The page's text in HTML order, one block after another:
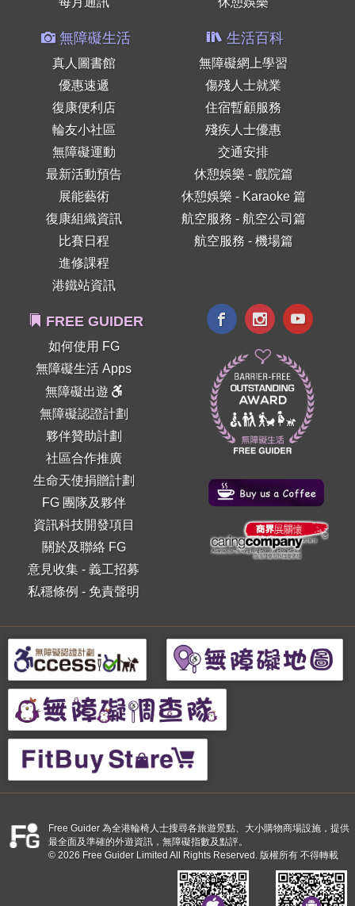
無障礙生活
真人圖書館
優惠速遞
復康便利店
輪友小社區
無障礙運動
最新活動預告
展能藝術
復康組織資訊
比賽日程
進修課程
港鐵站資訊
生活百科
無障礙網上學習
傷殘人士就業
住宿暫顧服務
殘疾人士優惠
交通安排
休憩娛樂 - 戲院篇
休憩娛樂 - Karaoke 篇
航空服務 - 航空公司篇
航空服務 - 機場篇
FREE GUIDER
如何使用 FG
無障礙生活 Apps
無障礙出遊
無障礙認證計劃
夥伴贊助計劃
社區合作推廣
生命天使捐贈計劃
FG 團隊及夥伴
資訊科技開發項目
關於及聯絡 FG
意見收集 -義工招募
私穩條例 - 免責聲明
Free Guider 為全港輪椅人士搜尋各旅遊景點、大小購物商場設施，提供
最全面及準確的外遊資訊，無障礙指數及點評。
© 2026 Free Guider Limited All Rights Reserved. 版權所有 不得轉載